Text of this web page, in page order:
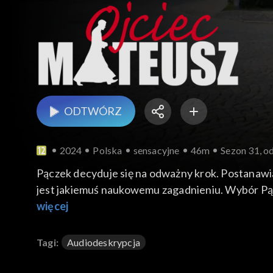
ODTWÓRZ
2024 Polska sensacyjne 46m Sezon 31,
Pączek decyduje się na odważny krok.
jest jakiemuś naukowemu zagadnieniu. Wybór
wybór, ponieważ jego wiedza w tym temacie jest
jego konkubinę Teresę oraz pana Stanisława.
więcej
Tagi: Audiodeskrypcja